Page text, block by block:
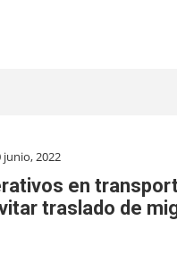
junio, 2022
en
traslado de